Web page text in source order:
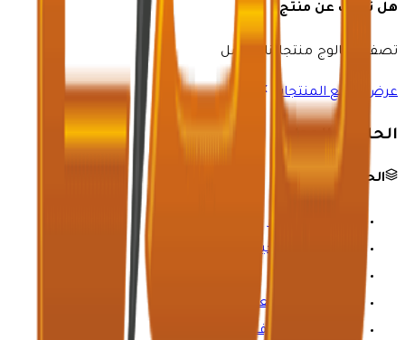
هل تبحث عن منتج؟
تصفح كتالوج منتجاتنا الكامل
عرض جميع المنتجات
الحلول والموارد
الحلول الصناعية
النفط والغاز
الرعاية الصحية
التعدين والمعادن
المياه والصرف الصحي